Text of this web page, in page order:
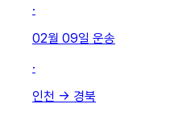
·
02월 09일 운송
·
인천 → 경북